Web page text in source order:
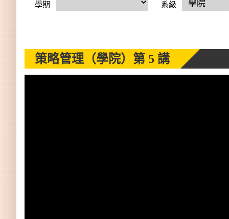
學期 系級
策略管理（學院） 第 5 講